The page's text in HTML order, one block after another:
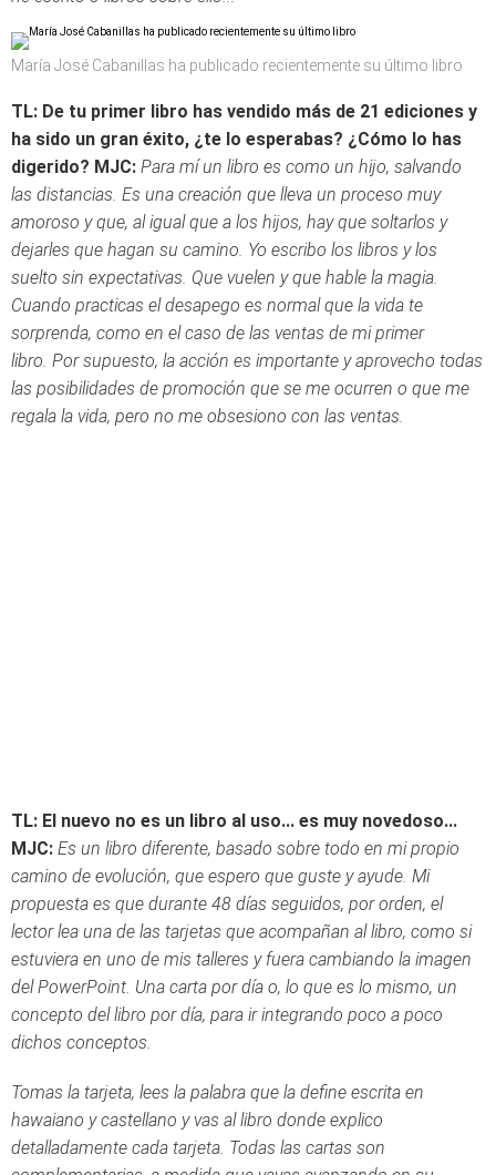
María José Cabanillas ha publicado recientemente su último libro
TL: De tu primer libro has vendido más de 21 ediciones y
ha sido un gran éxito, ¿te lo esperabas? ¿Cómo lo has
digerido? MJC: Para mí un libro es como un hijo, salvando
las distancias. Es una creación que lleva un proceso muy
amoroso y que, al igual que a los hijos, hay que soltarlos y
dejarles que hagan su camino. Yo escribo los libros y los
suelto sin expectativas. Que vuelen y que hable la magia.
Cuando practicas el desapego es normal que la vida te
sorprenda, como en el caso de las ventas de mi primer
libro. Por supuesto, la acción es importante y aprovecho todas
las posibilidades de promoción que se me ocurren o que me
regala la vida, pero no me obsesiono con las ventas.
TL: El nuevo no es un libro al uso... es muy novedoso...
MJC: Es un libro diferente, basado sobre todo en mi propio
camino de evolución, que espero que guste y ayude. Mi
propuesta es que durante 48 días seguidos, por orden, el
lector lea una de las tarjetas que acompañan al libro, como si
estuviera en uno de mis talleres y fuera cambiando la imagen
del PowerPoint. Una carta por día o, lo que es lo mismo, un
concepto del libro por día, para ir integrando poco a poco
dichos conceptos.
Tomas la tarjeta, lees la palabra que la define escrita en
hawaiano y castellano y vas al libro donde explico
detalladamente cada tarjeta. Todas las cartas son